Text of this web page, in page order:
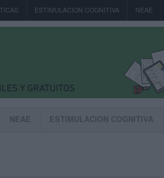
ESTIMULACION COGNITIVA NEAE
NEAE ESTIMULACION COGNITIVA